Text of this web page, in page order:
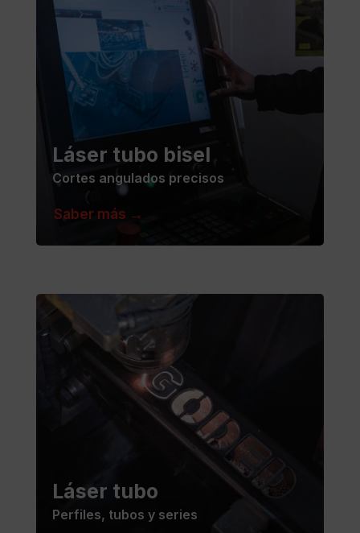
Láser tubo bisel
Cortes angulados precisos
Saber más →
Láser tubo
Perfiles, tubos y series